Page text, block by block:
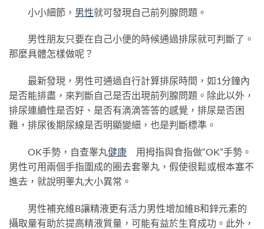
小小細節， 男性就可發現自己前列腺問題。
男性朋友只要在自己小便的時候通過排尿就可判斷了。
那麼具體怎樣做呢？
最新發現，男性可通過自行計算排尿時間，如1分鐘內
是否能排盡，來判斷自己是否出現前列腺問題。除此以外，
排尿連續性是否好、是否有滴滴答答的感覺，排尿是否困
難，排尿後期尿線是否明顯變細，也是判斷標準。
OK手勢，自查睾丸健康 用拇指與食指做“OK”手勢。
男性可用兩個手指圍成的圈去套睾丸，假使很鬆或根本塞不
進去，就說明睾丸大小異常。
男性補充維B讓精液更有活力男性增加維B和鋅元素的
攝取量有助於提高精液質量，可能有益於生育成功。此外，